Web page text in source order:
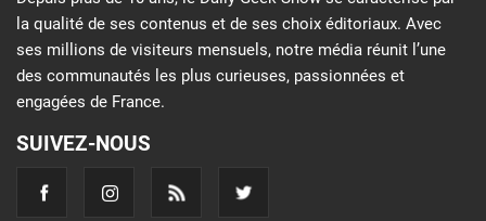
la qualité de ses contenus et de ses choix éditoriaux. Avec
ses millions de visiteurs mensuels, notre média réunit l’une
des communautés les plus curieuses, passionnées et
engagées de France.
SUIVEZ-NOUS